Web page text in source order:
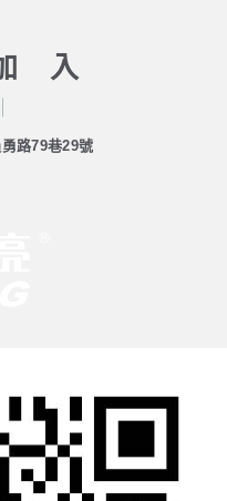
入
路79巷29號